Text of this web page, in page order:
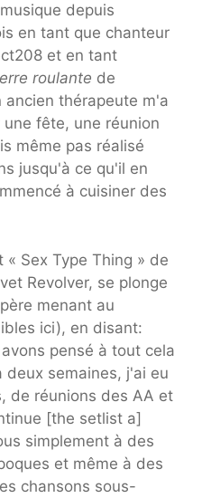
depuis
en tant que chanteur
et en tant
roulante de
ancien thérapeute m'a
fête, une réunion
même pas réalisé
jusqu'à ce qu'il en
à cuisiner des
Sex Type Thing » de
Revolver, se plonge
menant au
ici), en disant:
pensé à tout cela
deux semaines, j'ai eu
de réunions des AA et
[the setlist a]
simplement à des
et même à des
chansons sous-